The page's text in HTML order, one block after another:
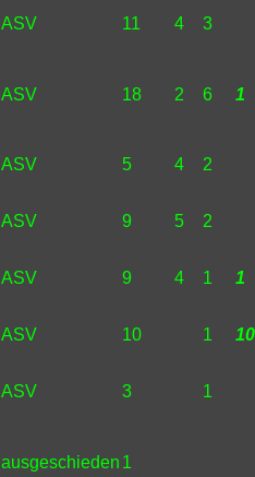
ASV 11 4 3
ASV 18 2 6 1
ASV 5 4 2
ASV 9 5 2
ASV 9 4 1 1
ASV 10 1 10
ASV 3 1
ausgeschieden 1